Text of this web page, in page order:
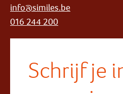
info@similes.be
016 244 200
Schrijf je